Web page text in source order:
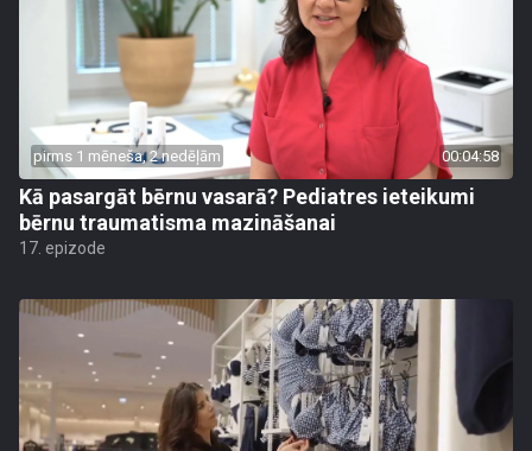
pirms 1 mēneša, 2 nedēļām 00:04:58
Kā pasargāt bērnu vasarā? Pediatres ieteikumi
bērnu traumatisma mazināšanai
17. epizode